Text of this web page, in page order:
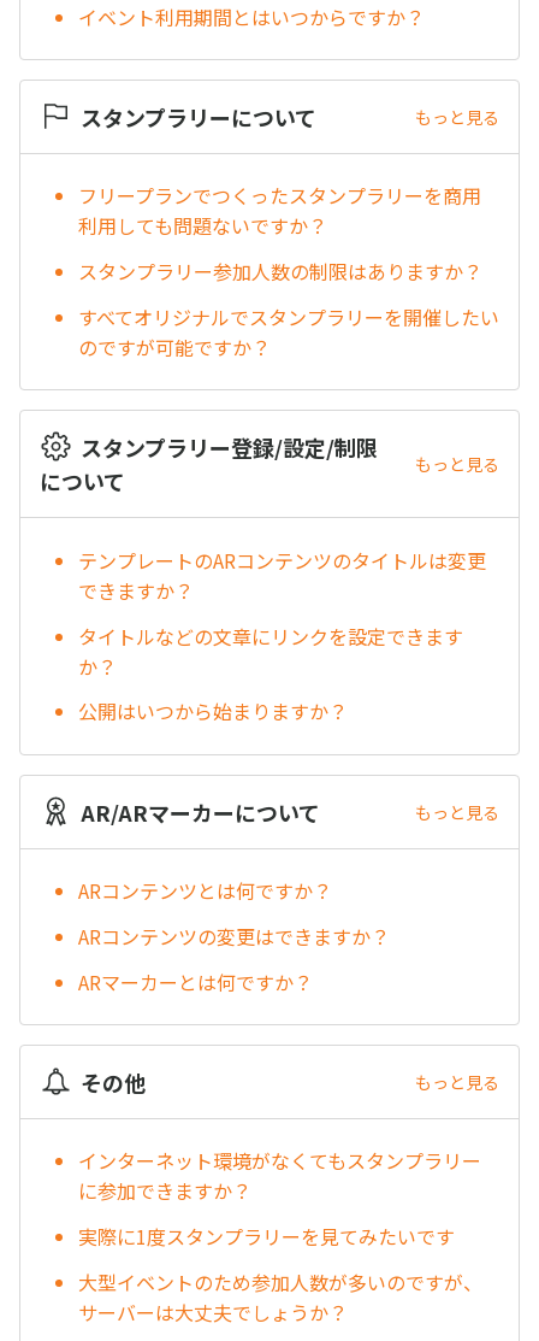
イベント利用期間とはいつからですか？
スタンプラリーについて もっと見る
フリープランでつくったスタンプラリーを商用
利用しても問題ないですか？
スタンプラリー参加人数の制限はありますか？
すべてオリジナルでスタンプラリーを開催したい
のですが可能ですか？
スタンプラリー登録/設定/制限
について
もっと見る
テンプレートのARコンテンツのタイトルは変更
できますか？
タイトルなどの文章にリンクを設定できます
か？
公開はいつから始まりますか？
AR/ARマーカーについて もっと見る
ARコンテンツとは何ですか？
ARコンテンツの変更はできますか？
ARマーカーとは何ですか？
その他 もっと見る
インターネット環境がなくてもスタンプラリー
に参加できますか？
実際に1度スタンプラリーを見てみたいです
大型イベントのため参加人数が多いのですが、
サーバーは大丈夫でしょうか？